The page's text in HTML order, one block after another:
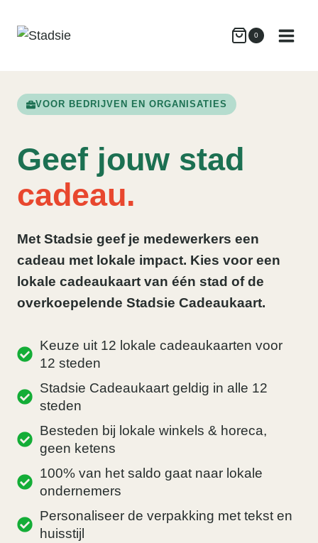
naar
0
VOOR BEDRIJVEN EN ORGANISATIES
Geef jouw stad
cadeau.
Met Stadsie geef je medewerkers een
cadeau met lokale impact. Kies voor een
lokale cadeaukaart van één stad of de
overkoepelende Stadsie Cadeaukaart.
Keuze uit 12 lokale cadeaukaarten voor
12 steden
Stadsie Cadeaukaart geldig in alle 12
steden
Besteden bij lokale winkels & horeca,
geen ketens
100% van het saldo gaat naar lokale
ondernemers
Personaliseer de verpakking met tekst en
huisstijl